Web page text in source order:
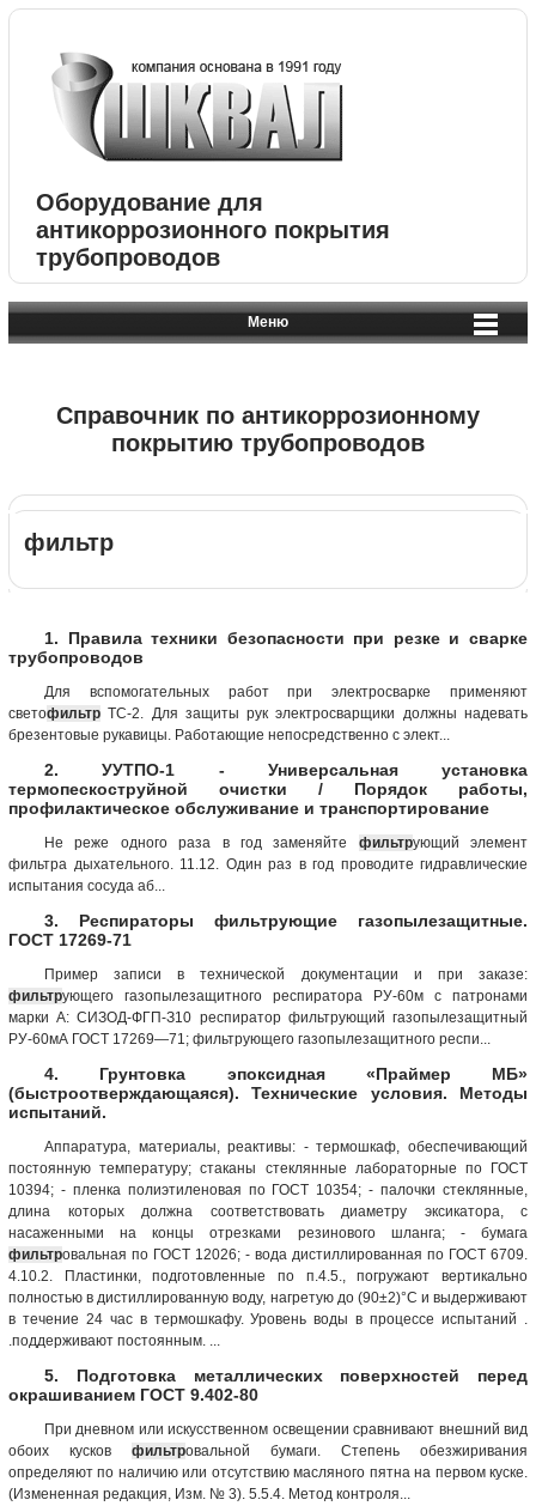
Оборудование для
антикоррозионного покрытия
трубопроводов
Меню
Справочник по антикоррозионному
покрытию трубопроводов
фильтр
1. Правила техники безопасности при резке и сварке
трубопроводов
Для вспомогательных работ при электросварке применяют
светофильтр ТС-2. Для защиты рук электросварщики должны надевать
брезентовые рукавицы. Работающие непосредственно с элект...
2. УУТПО-1 - Универсальная установка
термопескоструйной очистки / Порядок работы,
профилактическое обслуживание и транспортирование
Не реже одного раза в год заменяйте фильтрующий элемент
фильтра дыхательного. 11.12. Один раз в год проводите гидравлические
испытания сосуда аб...
3. Респираторы фильтрующие газопылезащитные.
ГОСТ 17269-71
Пример записи в технической документации и при заказе:
фильтрующего газопылезащитного респиратора РУ-60м с патронами
марки А: СИЗОД-ФГП-З10 респиратор фильтрующий газопылезащитный
РУ-60мА ГОСТ 17269—71; фильтрующего газопылезащитного респи...
4. Грунтовка эпоксидная «Праймер МБ»
(быстроотверждающаяся). Технические условия. Методы
испытаний.
Аппаратура, материалы, реактивы: - термошкаф, обеспечивающий
постоянную температуру; стаканы стеклянные лабораторные по ГОСТ
10394; - пленка полиэтиленовая по ГОСТ 10354; - палочки стеклянные,
длина которых должна соответствовать диаметру эксикатора, с
насаженными на концы отрезками резинового шланга; - бумага
фильтровальная по ГОСТ 12026; - вода дистиллированная по ГОСТ 6709.
4.10.2. Пластинки, подготовленные по п.4.5., погружают вертикально
полностью в дистиллированную воду, нагретую до (90±2)°С и выдерживают
в течение 24 час в термошкафу. Уровень воды в процессе испытаний .
.поддерживают постоянным. ...
5. Подготовка металлических поверхностей перед
окрашиванием ГОСТ 9.402-80
При дневном или искусственном освещении сравнивают внешний вид
обоих кусков фильтровальной бумаги. Степень обезжиривания
определяют по наличию или отсутствию масляного пятна на первом куске.
(Измененная редакция, Изм. № 3). 5.5.4. Метод контроля...